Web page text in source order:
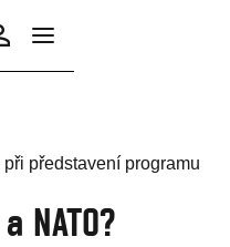
NATO?